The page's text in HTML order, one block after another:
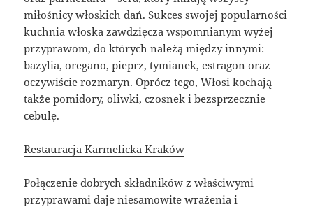
miłośnicy włoskich dań. Sukces swojej popularności
kuchnia włoska zawdzięcza wspomnianym wyżej
przyprawom, do których należą między innymi:
bazylia, oregano, pieprz, tymianek, estragon oraz
oczywiście rozmaryn. Oprócz tego, Włosi kochają
także pomidory, oliwki, czosnek i bezsprzecznie
cebulę.
Restauracja Karmelicka Kraków
Połączenie dobrych składników z właściwymi
przyprawami daje niesamowite wrażenia i